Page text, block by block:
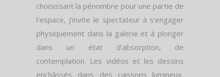
choisissant la pénombre pour une partie de
l’espace, j’invite le spectateur à s’engager
physiquement dans la galerie et à plonger
dans un état d’absorption, de
contemplation. Les vidéos et les dessins
enchâssés dans des caissons lumineux,